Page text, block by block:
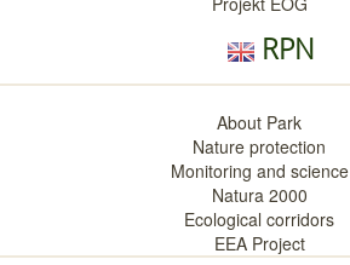
RPN
About Park
Nature protection
Monitoring and science
Natura 2000
Ecological corridors
EEA Project